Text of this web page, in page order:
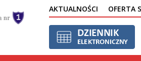
AKTUALNOŚCI OFERTA